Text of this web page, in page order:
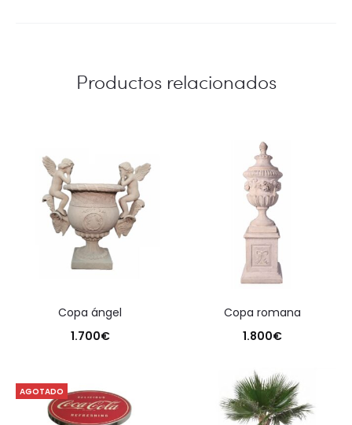
Productos relacionados
copa ángel
1.700€
copa romana
1.800€
AGOTADO